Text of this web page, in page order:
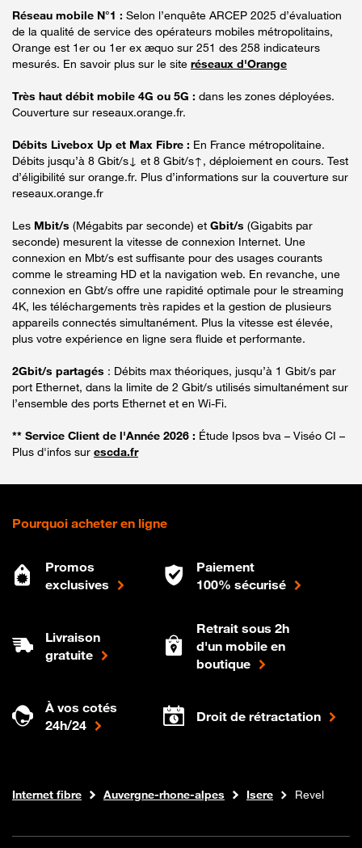
Réseau mobile N°1 : Selon l’enquête ARCEP 2025 d’évaluation
de la qualité de service des opérateurs mobiles métropolitains,
Orange est 1er ou 1er ex æquo sur 251 des 258 indicateurs
mesurés. En savoir plus sur le site réseaux d'Orange
Très haut débit mobile 4G ou 5G : dans les zones déployées.
Couverture sur reseaux.orange.fr.
Débits Livebox Up et Max Fibre : En France métropolitaine.
Débits jusqu’à 8 Gbit/s↓ et 8 Gbit/s↑, déploiement en cours. Test
d’éligibilité sur orange.fr. Plus d’informations sur la couverture sur
reseaux.orange.fr
Les Mbit/s (Mégabits par seconde) et Gbit/s (Gigabits par
seconde) mesurent la vitesse de connexion Internet. Une
connexion en Mbt/s est suffisante pour des usages courants
comme le streaming HD et la navigation web. En revanche, une
connexion en Gbt/s offre une rapidité optimale pour le streaming
4K, les téléchargements très rapides et la gestion de plusieurs
appareils connectés simultanément. Plus la vitesse est élevée,
plus votre expérience en ligne sera fluide et performante.
2Gbit/s partagés : Débits max théoriques, jusqu’à 1 Gbit/s par
port Ethernet, dans la limite de 2 Gbit/s utilisés simultanément sur
l’ensemble des ports Ethernet et en Wi-Fi.
** Service Client de l'Année 2026 : Étude Ipsos bva – Viséo CI –
Plus d'infos sur escda.fr
Pourquoi acheter en ligne
Promos
exclusives
Paiement
100% sécurisé
Livraison
gratuite
Retrait sous 2h
d'un mobile en
boutique
À vos cotés
24h/24
Droit de rétractation
Boutique Orange
Internet fibre Auvergne-rhone-alpes Isere Revel